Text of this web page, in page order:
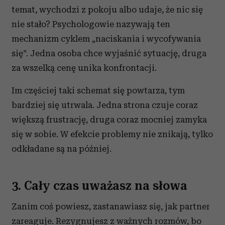
temat, wychodzi z pokoju albo udaje, że nic się
nie stało? Psychologowie nazywają ten
mechanizm cyklem „naciskania i wycofywania
się”. Jedna osoba chce wyjaśnić sytuację, druga
za wszelką cenę unika konfrontacji.
Im częściej taki schemat się powtarza, tym
bardziej się utrwala. Jedna strona czuje coraz
większą frustrację, druga coraz mocniej zamyka
się w sobie. W efekcie problemy nie znikają, tylko
odkładane są na później.
3. Cały czas uważasz na słowa
Zanim coś powiesz, zastanawiasz się, jak partner
zareaguje. Rezygnujesz z ważnych rozmów, bo